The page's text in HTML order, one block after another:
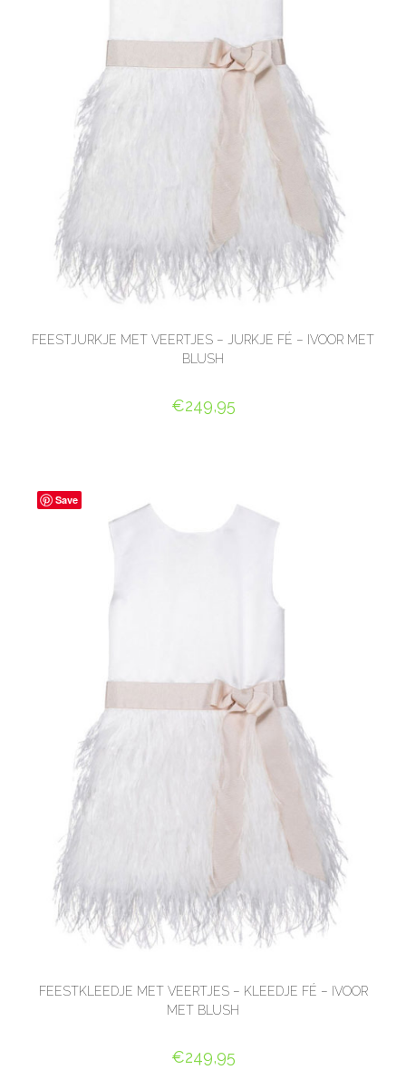
FEESTJURKJE MET VEERTJES – JURKJE FÉ – IVOOR MET
BLUSH
€249,95
Save
FEESTKLEEDJE MET VEERTJES – KLEEDJE FÉ – IVOOR
MET BLUSH
€249,95